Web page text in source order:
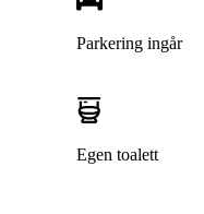
Parkering ingår
Egen toalett